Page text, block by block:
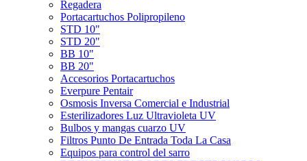
Regadera
Portacartuchos Polipropileno
STD 10"
STD 20"
BB 10"
BB 20"
Accesorios Portacartuchos
Everpure Pentair
Osmosis Inversa Comercial e Industrial
Esterilizadores Luz Ultravioleta UV
Bulbos y mangas cuarzo UV
Filtros Punto De Entrada Toda La Casa
Equipos para control del sarro